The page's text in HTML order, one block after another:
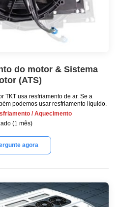
do motor & Sistema
(ATS)
TKT usa resfriamento de ar. Se a
podemos usar resfriamento líquido.
/ Aquecimento
(1 mês)
agora